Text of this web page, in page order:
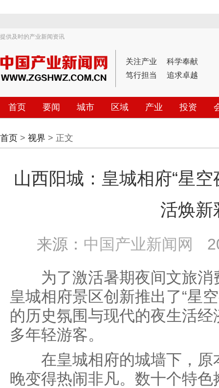
提供及时的产业新闻资讯
关注产业
科学奉献
笃行担当
追求卓越
首页 要闻 城市 区域 产业 投资
首页 > 视界 > 正文
山西阳城：皇城相府“星
活焕新
来源： 中国产业新闻网
为了激活暑期夜间文旅消
皇城相府景区创新推出了“星
的历史氛围与现代的夜生活
多年轻游客。
在皇城相府的城墙下，原
晚变得热闹非凡。数十个特